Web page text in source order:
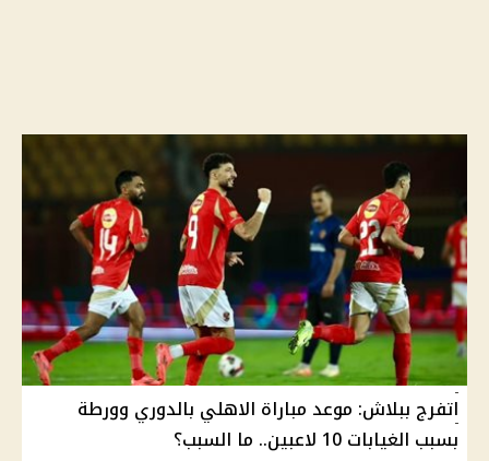
اتفرج ببلاش: موعد مباراة الاهلي بالدوري وورطة
بسبب الغيابات 10 لاعبين.. ما السبب؟